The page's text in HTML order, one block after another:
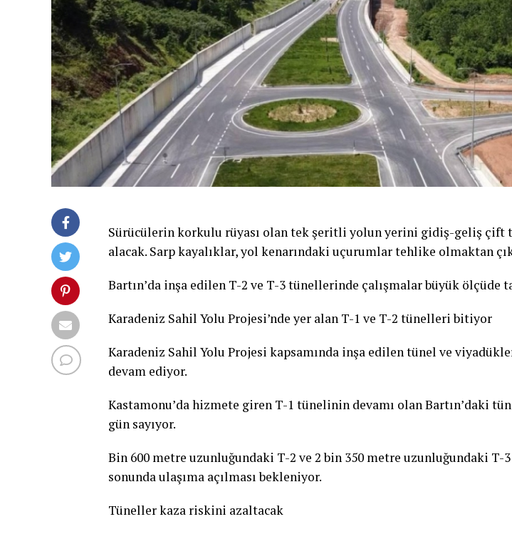
Sürücülerin korkulu rüyası olan tek şeritli yolun yerini gidiş-geliş çift
alacak. Sarp kayalıklar, yol kenarındaki uçurumlar tehlike olmaktan
Bartın’da inşa edilen T-2 ve T-3 tünellerinde çalışmalar büyük ölçüde
Karadeniz Sahil Yolu Projesi’nde yer alan T-1 ve T-2 tünelleri bitiyor
Karadeniz Sahil Yolu Projesi kapsamında inşa edilen tünel ve
devam ediyor.
Kastamonu’da hizmete giren T-1 tünelinin devamı olan Bartın’daki
gün sayıyor.
Bin 600 metre uzunluğundaki T-2 ve 2 bin 350 metre uzunluğundaki
sonunda ulaşıma açılması bekleniyor.
Tüneller kaza riskini azaltacak